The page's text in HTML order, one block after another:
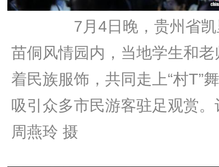
7月4日晚，贵州省凯
苗侗风情园内，当地学生和老
着民族服饰，共同走上“村T”
吸引众多市民游客驻足观赏。
周燕玲 摄